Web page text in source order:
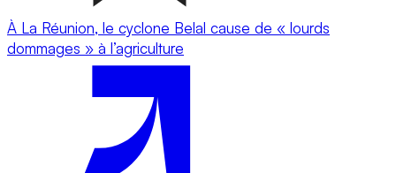
À La Réunion, le cyclone Belal cause de « lourds
dommages » à l’agriculture